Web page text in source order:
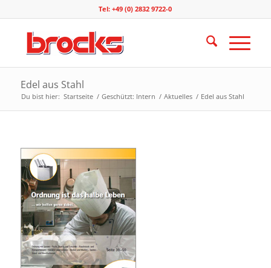
Tel: +49 (0) 2832 9722-0
Edel aus Stahl
Du bist hier: Startseite / Geschützt: Intern / Aktuelles / Edel aus Stahl